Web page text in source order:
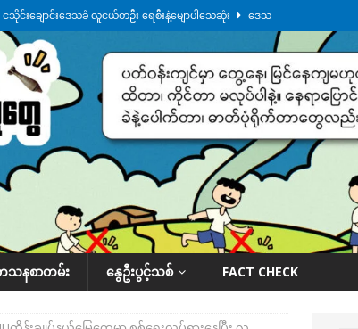
င်းချောင်းဒေသခံ လူငယ်တဦး ရေစီးနဲ့မျောပါသေဆုံး ဒေသ
းလိုင်းတွေ ပြတ်တောက်နေ ဒေသအလိုက် သတင်းကဏ္ဍ
ေ ဆက်တိုက်ဖြစ် ဒေသအလိုက် သတင်းကဏ္ဍ
က်ကိုရီးယား ဝေဖန် နိုင်ငံတကာရေးရာ
ငသိုင်းချောင်းမြို့ကို ရေစတင်ရောက်ရှိ ဒေသအလိုက် သတင်း
နစာတမ်း နွေဦးပွင့်သစ် FACT CHECK